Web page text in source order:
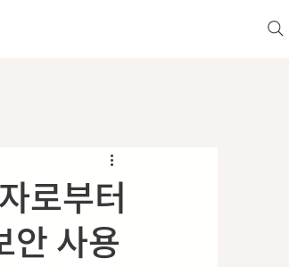
로부터
안 사용